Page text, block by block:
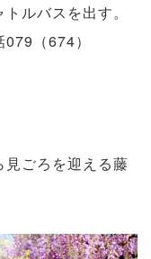
ルバスを出す。
（674）
見ごろを迎える藤